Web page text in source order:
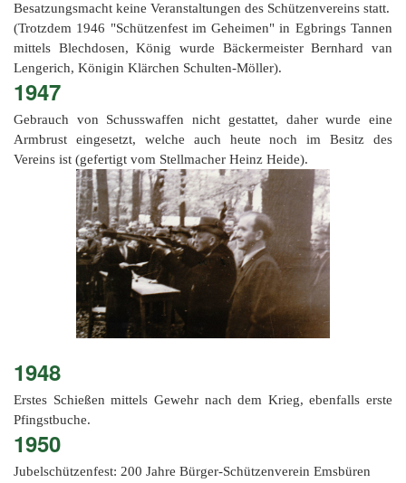
Besatzungsmacht keine Veranstaltungen des Schützenvereins statt.
(Trotzdem 1946 "Schützenfest im Geheimen" in Egbrings Tannen
mittels Blechdosen, König wurde Bäckermeister Bernhard van
Lengerich, Königin Klärchen Schulten-Möller).
1947
Gebrauch von Schusswaffen nicht gestattet, daher wurde eine
Armbrust eingesetzt, welche auch heute noch im Besitz des
Vereins ist (gefertigt vom Stellmacher Heinz Heide).
1948
Erstes Schießen mittels Gewehr nach dem Krieg, ebenfalls erste
Pfingstbuche.
1950
Jubelschützenfest: 200 Jahre Bürger-Schützenverein Emsbüren